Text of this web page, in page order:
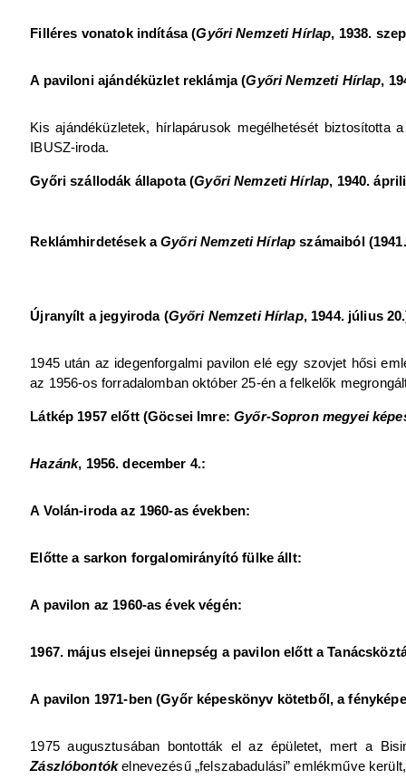
Filléres vonatok indítása (Győri Nemzeti Hírlap, 1938.
A paviloni ajándéküzlet reklámja (Győri Nemzeti Hírlap,
Kis ajándéküzletek, hírlapárusok megélhetését
IBUSZ-iroda.
Győri szállodák állapota (Győri Nemzeti Hírlap, 1940.
Reklámhirdetések aGyőri Nemzeti Hírlap számaiból
Újranyílt a jegyiroda (Győri Nemzeti Hírlap, 1944. július
1945 után az idegenforgalmi pavilon elé egy szovjet hősi
az 1956-os forradalomban október 25-én a felkelők
Látkép 1957 előtt (Göcsei Imre:Győr-Sopron megyei
Hazánk, 1956. december 4.:
A Volán-iroda az 1960-as években:
Előtte a sarkon forgalomirányító fülke állt:
A pavilon az 1960-as évek végén:
1967. május elsejei ünnepség a pavilon előtt a
A pavilon 1971-ben (Győr képeskönyv kötetből, a
1975 augusztusában bontották el az épületet, mert a
Zászlóbontókelnevezésű „felszabadulási” emlékműve